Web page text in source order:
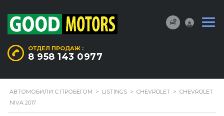
ОТДЕЛ ПРОДАЖ :
8 958 143 0977
АВТОМОБИЛИ С ПРОБЕГОМ > LISTINGS > CHEVROLET > CHEVROLET
NIVA 2017